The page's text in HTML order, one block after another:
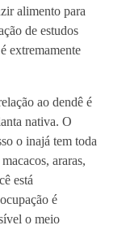
alimento para
de estudos
extremamente
ao dendê é
nativa. O
o inajá tem toda
araras,
está
é
o meio